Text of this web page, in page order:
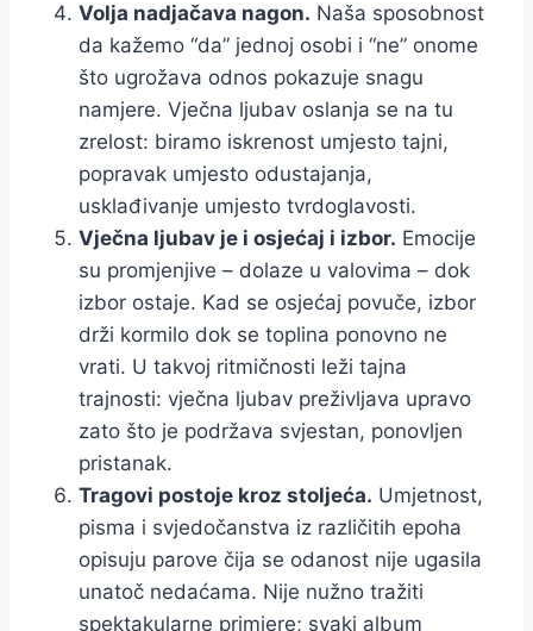
Volja nadjačava nagon. Naša sposobnost
da kažemo “da” jednoj osobi i “ne” onome
što ugrožava odnos pokazuje snagu
namjere. Vječna ljubav oslanja se na tu
zrelost: biramo iskrenost umjesto tajni,
popravak umjesto odustajanja,
usklađivanje umjesto tvrdoglavosti.
Vječna ljubav je i osjećaj i izbor. Emocije
su promjenjive – dolaze u valovima – dok
izbor ostaje. Kad se osjećaj povuče, izbor
drži kormilo dok se toplina ponovno ne
vrati. U takvoj ritmičnosti leži tajna
trajnosti: vječna ljubav preživljava upravo
zato što je podržava svjestan, ponovljen
pristanak.
Tragovi postoje kroz stoljeća. Umjetnost,
pisma i svjedočanstva iz različitih epoha
opisuju parove čija se odanost nije ugasila
unatoč nedaćama. Nije nužno tražiti
spektakularne primjere; svaki album